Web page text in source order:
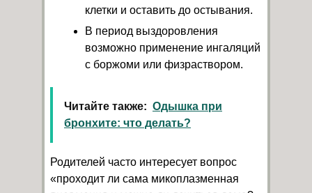
клетки и оставить до остывания.
В период выздоровления
возможно применение ингаляций
с боржоми или физраствором.
Читайте также: Одышка при
бронхите: что делать?
Родителей часто интересует вопрос
«проходит ли сама микоплазменная